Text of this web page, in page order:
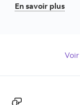
En savoir plus